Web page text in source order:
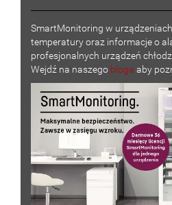
SmartMonitoring w
temperatury oraz informacje o
profesjonalnych urządzeń
Wejdź na naszego bloga aby